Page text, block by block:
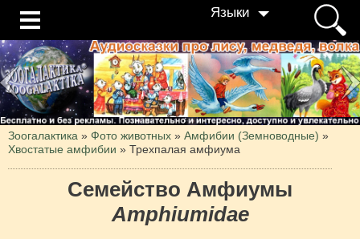
Языки
Зоогалактика » Фото животных » Амфибии (Земноводные) »
Хвостатые амфибии » Трехпалая амфиума
Семейство Амфиумы
Amphiumidae